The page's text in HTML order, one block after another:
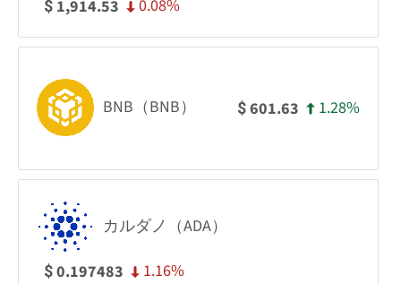
$ 1,914.53 0.08%
BNB（BNB） $601.63 1.28%
カルダノ（ADA）
$0.197483 1.16%